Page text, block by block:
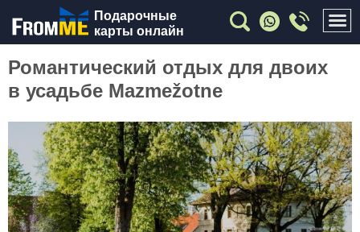
Подарочные
карты онлайн
Романтический отдых для двоих
в усадьбе Mazmežotne